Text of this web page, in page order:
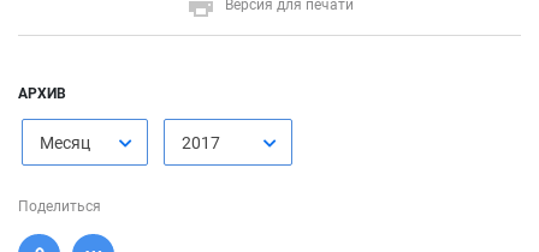
Версия для печати
АРХИВ
Месяц 2017
Поделиться